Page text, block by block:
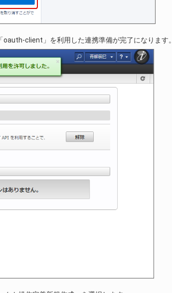
client」を利用した連携準備が完了になります。